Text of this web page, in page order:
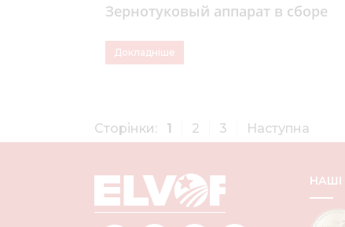
Зернотуковый аппарат в сборе
Докладніше
Сторінки: 1 2 3 Наступна
НАШІ